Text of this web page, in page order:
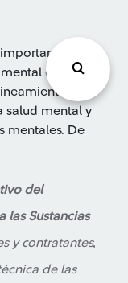
de
en el
salud mental y
mentales. De
del
las Sustancias
y contratantes,
de las